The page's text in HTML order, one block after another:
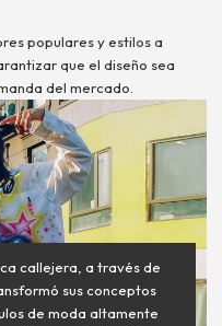
populares y estilos a
que el diseño sea
del mercado.
callejera, a través de
sus conceptos
de moda altamente